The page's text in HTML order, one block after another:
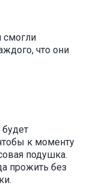
смогли
что они
к моменту
подушка.
прожить без